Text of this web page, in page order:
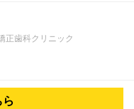
正歯科クリニック